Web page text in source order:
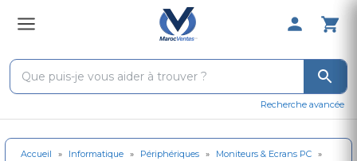
0 Produit
Recherche avancée
Accueil » Informatique » Périphériques » Moniteurs & Ecrans PC »